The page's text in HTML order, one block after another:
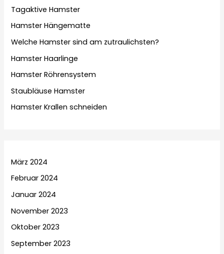
Tagaktive Hamster
Hamster Hängematte
Welche Hamster sind am zutraulichsten?
Hamster Haarlinge
Hamster Röhrensystem
Staubläuse Hamster
Hamster Krallen schneiden
März 2024
Februar 2024
Januar 2024
November 2023
Oktober 2023
September 2023